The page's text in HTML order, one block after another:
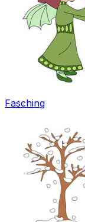
Fasching